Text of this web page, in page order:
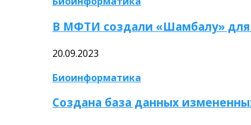
В МФТИ создали «Шамбалу»
20.09.2023
Биоинформатика
Создана база данных